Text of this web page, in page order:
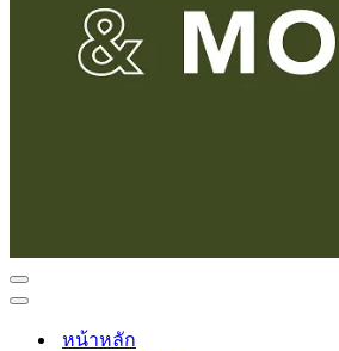
Navigation
Menu
Navigation
หน้าหลัก